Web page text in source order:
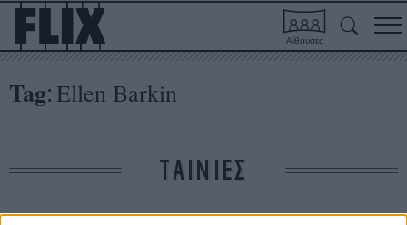
Αίθουσες
Tag: Ellen Barkin
ΤΑΙΝΙΕΣ